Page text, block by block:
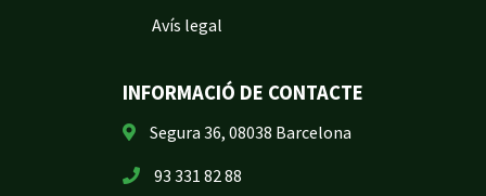
Avís legal
INFORMACIÓ DE CONTACTE
Segura 36, 08038 Barcelona
93 331 82 88